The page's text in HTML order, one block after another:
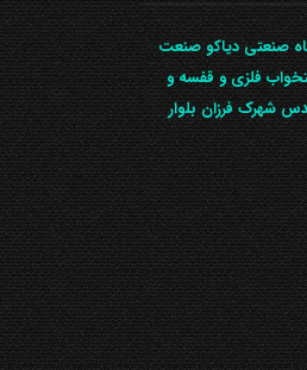
کوی گلستان پلاک 55 کارگاه صنعتی دیاکو صنعت
فلزی و قفسه و
شهرک فرزان بلوار